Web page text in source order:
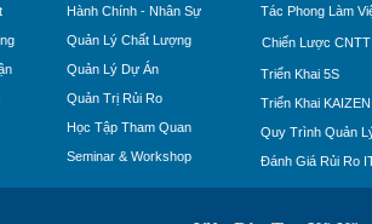
Hành Chính - Nhân Sự
Quản Lý Chất Lượng
Quản Lý Dự Án
Quản Trị Rủi Ro
Học Tập Tham Quan
Seminar & Workshop
Tác Phong Làm
Chiến Lược CNTT
Triển Khai 5S
Triển Khai KAIZEN
Quy Trình Quản
Đánh Giá Rủi Ro